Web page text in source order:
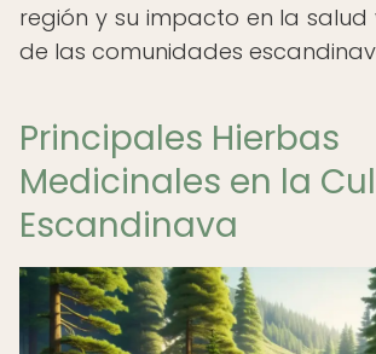
región y su impacto en la salud
de las comunidades
Principales Hierbas
Medicinales en la
Escandinava